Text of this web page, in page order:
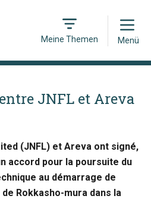
Meine Themen
Open
Menü
JNFL et Areva
(JNFL) et Areva ont signé,
accord pour la poursuite du
au démarrage de
Rokkasho-mura dans la